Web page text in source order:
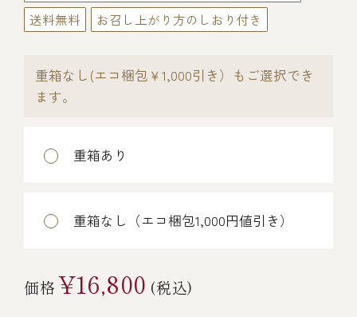
￥5,000～￥9,999
￥10,000～￥14,999
送料無料
お召し上がり方のしおり付き
重箱なし(エコ梱包￥1,000引き）もご選択でき
ます。
重箱あり
重箱なし（エコ梱包1,000円値引き）
価格¥16,800 (税込)